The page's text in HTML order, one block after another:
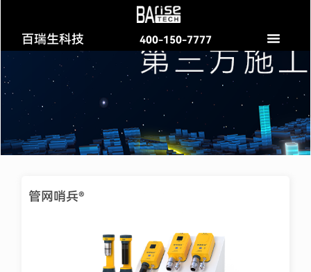
内百瑞生科技 400-150-7777
管网哨兵®